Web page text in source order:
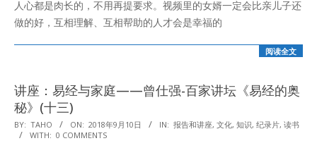
16
人心都是肉长的，不用再提要求。视频里的女婿一定会比亲儿子还
做的好，互相理解、互相帮助的人才会是幸福的
阅读全文
讲座：易经与家庭——曾仕强-百家讲坛《易经的奥
秘》(十三)
2018-
09-
BY: TAHO ON: 2018年9月10日 IN: 报告和讲座, 文化, 知识, 纪录片, 读书
WITH: 0 COMMENTS